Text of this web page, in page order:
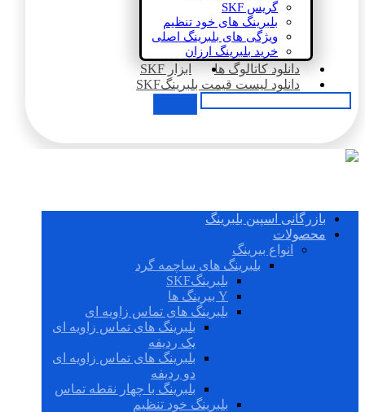
گریس SKF
بلبرینگ های خود تنظیم
ویژگی های بلبرینگ اصلی
خرید بلبرینگ ارزان
دانلود کاتالوگ ها
ابزار SKF
دانلود لیست قیمت بلبرینگSKF
بازرگانی اسپین بلبرینگ
محصولات
انواع بیرینگ
بلبرینگ های ساچمه گرد
بلبرینگSKF
Y بیرینگ ها
بلبرینگ های تماس زاویه ای
بلبرینگ های تماس زاویه ای
یک ردیفه
بلبرینگ های تماس زاویه ای
دو ردیفه
بلبرینگ با چهار نقطه تماس
بلبرینگ خود تنظیم